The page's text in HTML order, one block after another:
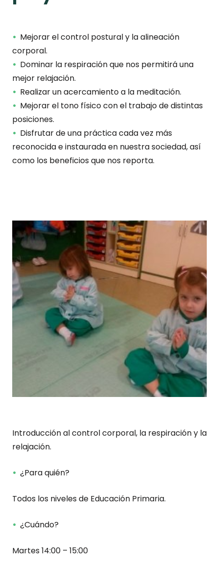
Mejorar el control postural y la alineación
corporal.
Dominar la respiración que nos permitirá una
mejor relajación.
Realizar un acercamiento a la meditación.
Mejorar el tono físico con el trabajo de distintas
posiciones.
Disfrutar de una práctica cada vez más
reconocida e instaurada en nuestra sociedad, así
como los beneficios que nos reporta.
Introducción al control corporal, la respiración y la
relajación.
¿Para quién?
Todos los niveles de Educación Primaria.
¿Cuándo?
Martes 14:00 – 15:00